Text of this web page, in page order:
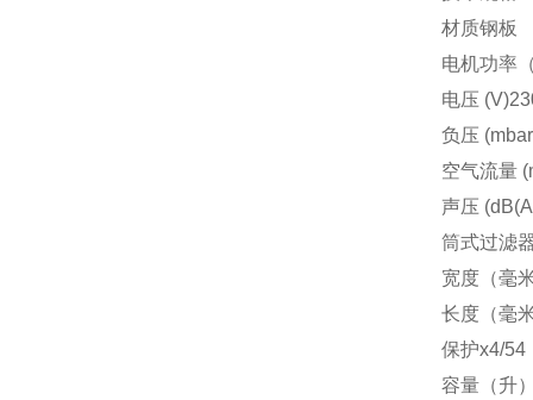
材质钢板
电机功率
电压
负压
空气流量
声压
筒式过滤
宽度（毫
长度（毫
保护x4/54
容量（升